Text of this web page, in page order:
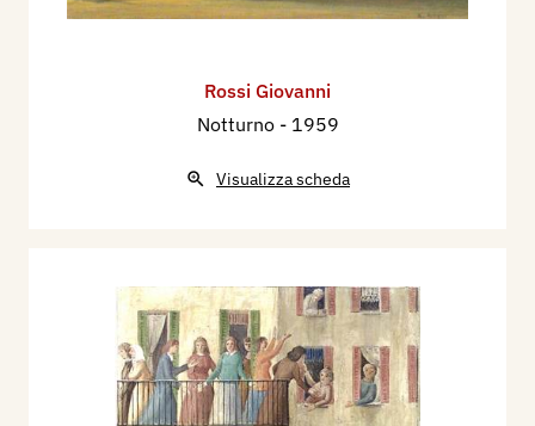
Rossi Giovanni
Notturno - 1959
Visualizza scheda